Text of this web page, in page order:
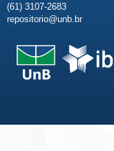
(61) 3107-2683
repositorio@unb.br